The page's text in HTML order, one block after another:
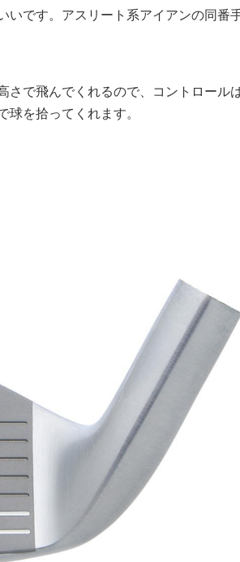
いです。アスリート系アイアンの同番
さで飛んでくれるので、コントロール
を拾ってくれます。